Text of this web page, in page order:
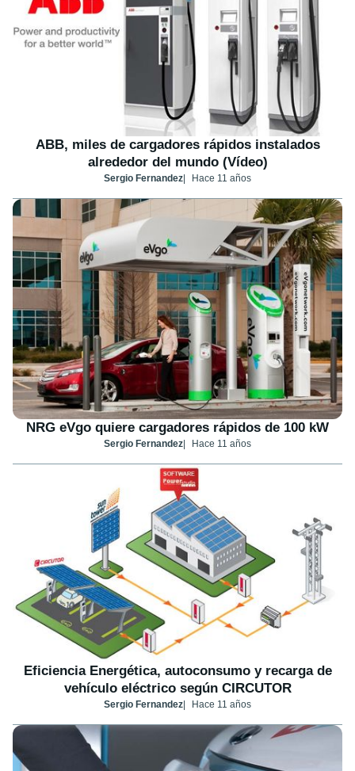
ABB, miles de cargadores rápidos instalados
alrededor del mundo (Vídeo)
Sergio Fernandez Hace 11 años
NRG eVgo quiere cargadores rápidos de 100 kW
Sergio Fernandez Hace 11 años
Eficiencia Energética, autoconsumo y recarga de
vehículo eléctrico según CIRCUTOR
Sergio Fernandez Hace 11 años